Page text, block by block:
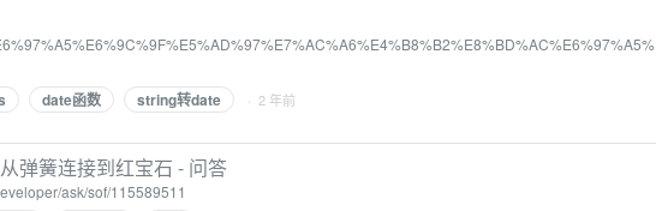
date函数 string转date · 2 年前
弹簧连接到红宝石 - 问答
ask/sof/115589511